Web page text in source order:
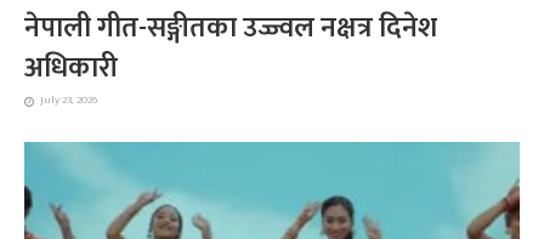
नेपाली गीत-सङ्गीतका उज्ज्वल नक्षत्र दिनेश
अधिकारी
July 23, 2026